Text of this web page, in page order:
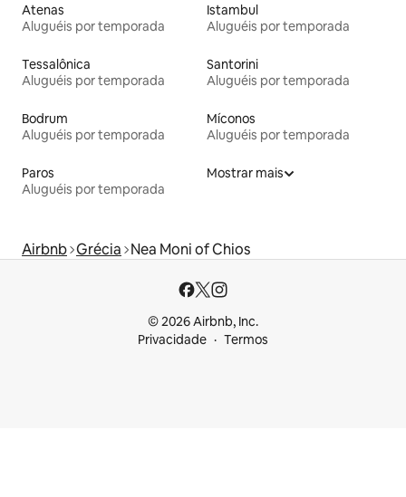
Atenas
Aluguéis por temporada
Istambul
Aluguéis por temporada
Tessalônica
Aluguéis por temporada
Santorini
Aluguéis por temporada
Bodrum
Aluguéis por temporada
Míconos
Aluguéis por temporada
Paros
Aluguéis por temporada
Mostrar mais
Airbnb Grécia Nea Moni of Chios
© 2026 Airbnb, Inc.
Privacidade
Termos